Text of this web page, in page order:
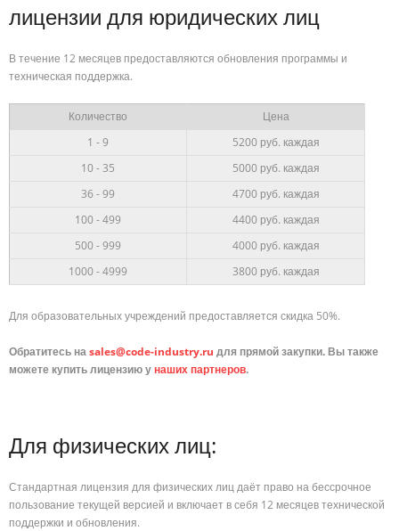
лицензии для юридических лиц
В течение 12 месяцев предоставляются обновления программы и
техническая поддержка.
Количество
Цена
1 - 9
5200 руб. каждая
10 - 35
5000 руб. каждая
36 - 99
4700руб. каждая
100 - 499
4400 руб. каждая
500 - 999
4000 руб. каждая
1000 - 4999
3800 руб. каждая
Для образовательных учреждений предоставляется скидка 50%.
Обратитесь наsales@code-industry.ru для прямой закупки. Вы также
можете купить лицензию унаших партнеров.
Для физических лиц:
Стандартная лицензия для физических лиц даёт право на бессрочное
пользование текущей версией и включает в себя 12 месяцев технической
поддержки и обновления.